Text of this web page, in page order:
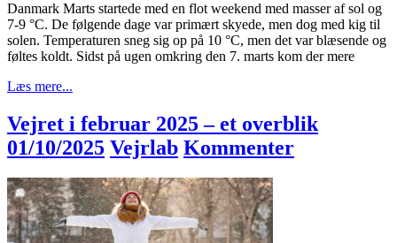
Danmark Marts startede med en flot weekend med masser af sol og
7-9 °C. De følgende dage var primært skyede, men dog med kig til
solen. Temperaturen sneg sig op på 10 °C, men det var blæsende og
føltes koldt. Sidst på ugen omkring den 7. marts kom der mere
Læs mere...
Vejret i februar 2025 – et overblik
01/10/2025 Vejrlab Kommenter